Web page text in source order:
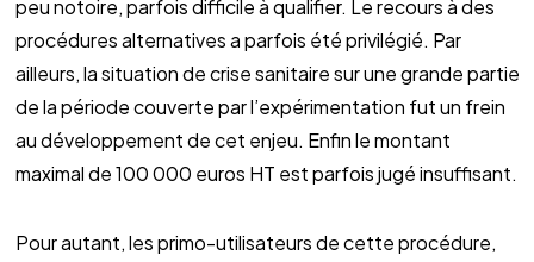
peu notoire, parfois difficile à qualifier. Le recours à des
procédures alternatives a parfois été privilégié. Par
ailleurs, la situation de crise sanitaire sur une grande partie
de la période couverte par l’expérimentation fut un frein
au développement de cet enjeu. Enfin le montant
maximal de 100 000 euros HT est parfois jugé insuffisant.
Pour autant, les primo-utilisateurs de cette procédure,